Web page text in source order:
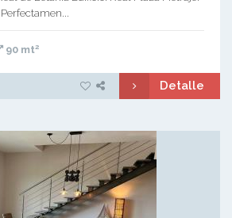
90 mt2
Detalle